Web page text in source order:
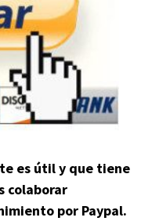
es útil y que tiene
colaborar
por Paypal.